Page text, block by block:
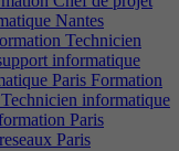
Nantes
Technicien
informatique
Paris Formation
informatique
Paris
Paris